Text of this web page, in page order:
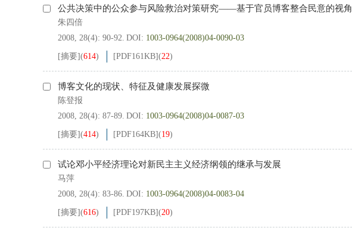
公共决策中的公众参与风险救治对策研究——基于官员博客整合民意的视角
朱四倍
2008, 28(4): 90-92. DOI: 1003-0964(2008)04-0090-03
[摘要](614) [PDF161KB](22)
博客文化的现状、特征及健康发展探微
陈登报
2008, 28(4): 87-89. DOI: 1003-0964(2008)04-0087-03
[摘要](414) [PDF164KB](19)
试论邓小平经济理论对新民主主义经济纲领的继承与发展
马萍
2008, 28(4): 83-86. DOI: 1003-0964(2008)04-0083-04
[摘要](616) [PDF197KB](20)